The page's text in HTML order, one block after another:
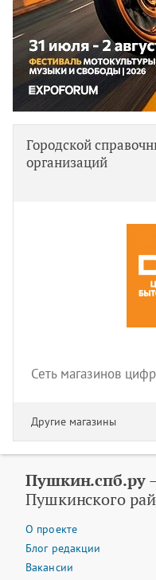
Городской
организаций
Сеть магазинов
Другие магазины
Пушкин.спб.ру
Пушкинского
О проекте
Блог редакции
Вакансии